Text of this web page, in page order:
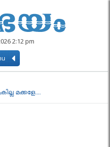
2:12 pm
മക്കളേ....